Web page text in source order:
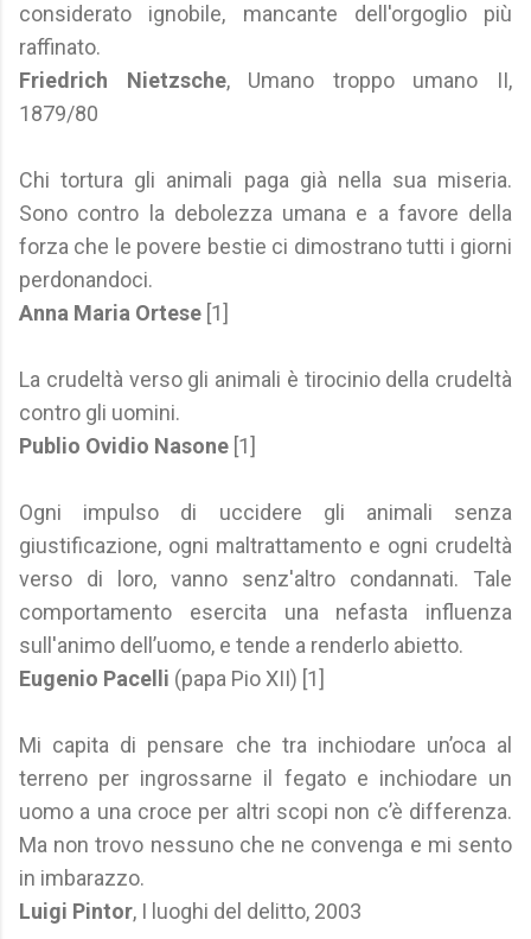
considerato ignobile, mancante dell'orgoglio più
raffinato.
Friedrich Nietzsche, Umano troppo umano II,
1879/80
Chi tortura gli animali paga già nella sua miseria.
Sono contro la debolezza umana e a favore della
forza che le povere bestie ci dimostrano tutti i giorni
perdonandoci.
Anna Maria Ortese [1]
La crudeltà verso gli animali è tirocinio della crudeltà
contro gli uomini.
Publio Ovidio Nasone [1]
Ogni impulso di uccidere gli animali senza
giustificazione, ogni maltrattamento e ogni crudeltà
verso di loro, vanno senz'altro condannati. Tale
comportamento esercita una nefasta influenza
sull'animo dell’uomo, e tende a renderlo abietto.
Eugenio Pacelli (papa Pio XII) [1]
Mi capita di pensare che tra inchiodare un’oca al
terreno per ingrossarne il fegato e inchiodare un
uomo a una croce per altri scopi non c’è differenza.
Ma non trovo nessuno che ne convenga e mi sento
in imbarazzo.
Luigi Pintor, I luoghi del delitto, 2003